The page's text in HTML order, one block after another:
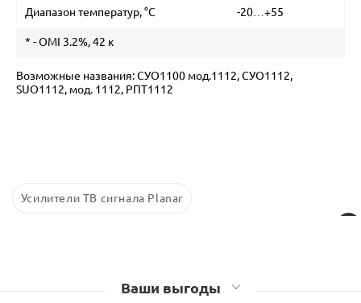
Диапазон температур, °С -20…+55
* - OMI 3.2%, 42 к
Возможные названия: СУО1100 мод.1112, СУО1112,
SUO1112, мод. 1112, РПТ1112
Усилители ТВ сигнала Planar
Ваши выгоды